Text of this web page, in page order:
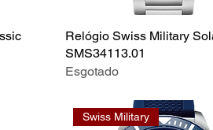
Relógio Swiss Military
SMS34113.01
Esgotado
Swiss Military